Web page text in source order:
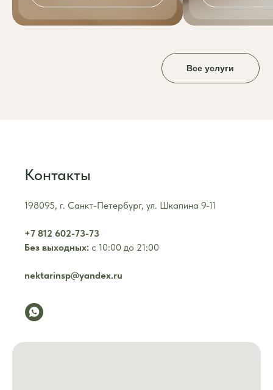
Все услуги
Контакты
198095, г. Санкт-Петербург, ул. Шкапина 9-11
+7 812 602-73-73
Без выходных: с 10:00 до 21:00
nektarinsp@yandex.ru